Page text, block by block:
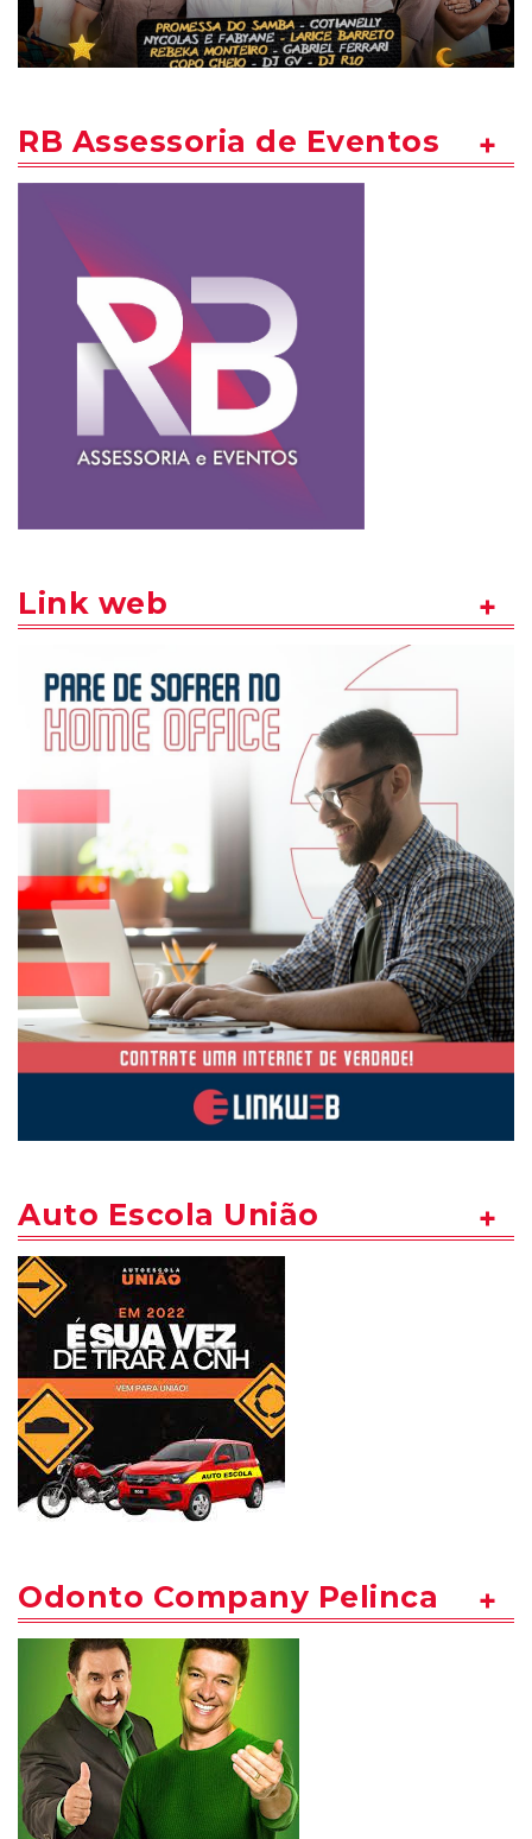
RB Assessoria de Eventos
Link web
Auto Escola União
Odonto Company Pelinca